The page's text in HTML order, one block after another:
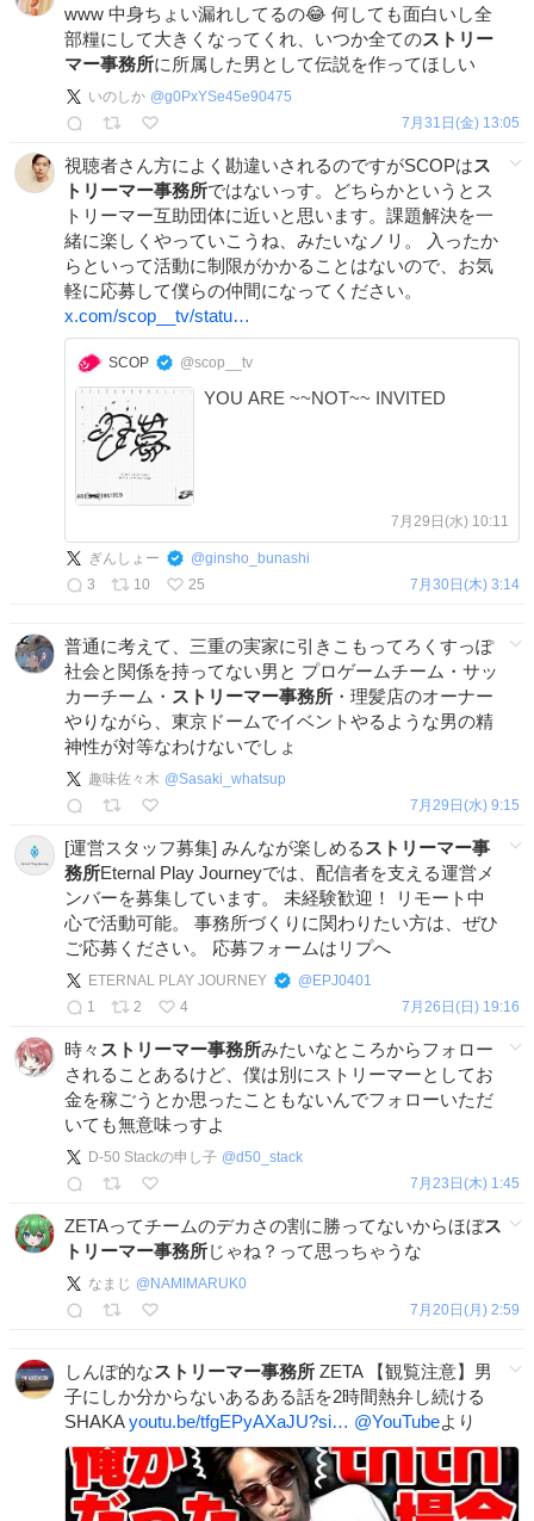
www 中身ちょい漏れしてるの😂 何しても面白いし全
部糧にして大きくなってくれ、いつか全てのストリー
マー事務所に所属した男として伝説を作ってほしい
いのしか @g0PxYSe45e90475
7月31日(金) 13:05
視聴者さん方によく勘違いされるのですがSCOPはス
トリーマー事務所ではないっす。どちらかというとス
トリーマー互助団体に近いと思います。課題解決を一
緒に楽しくやっていこうね、みたいなノリ。 入ったか
らといって活動に制限がかかることはないので、お気
軽に応募して僕らの仲間になってください。
x.com/scop__tv/statu…
SCOP @scop__tv
YOU ARE ~~NOT~~ INVITED
7月29日(水) 10:11
ぎんしょー @ginsho_bunashi
3
10 25 7月30日(木) 3:14
普通に考えて、三重の実家に引きこもってろくすっぽ
社会と関係を持ってない男と プロゲームチーム・サッ
カーチーム・ ストリーマー事務所 ・理髪店のオーナー
やりながら、東京ドームでイベントやるような男の精
神性が対等なわけないでしょ
趣味佐々木 @Sasaki_whatsup
7月29日(水) 9:15
[運営スタッフ募集] みんなが楽しめる ストリーマー事
務所Eternal Play Journeyでは、配信者を支える運営メ
ンバーを募集しています。 未経験歓迎！ リモート中
心で活動可能。 事務所づくりに関わりたい方は、ぜひ
ご応募ください。 応募フォームはリプへ
ETERNAL PLAY JOURNEY @ EPJ0401
1
2 4 7月26日(日) 19:16
時々 ストリーマー事務所みたいなところからフォロー
されることあるけど、僕は別にストリーマーとしてお
金を稼ごうとか思ったこともないんでフォローいただ
いても無意味っすよ
D-50 Stackの申し子 @d50_stack
7月23日(木) 1:45
ZETAってチームのデカさの割に勝ってないからほぼス
トリーマー事務所じゃね？って思っちゃうな
なまじ @ NAMIMARUK0
7月20日(月) 2:59
しんぽ的なストリーマー事務所 ZETA 【観覧注意】男
子にしか分からないあるある話を2時間熱弁し続ける
SHAKAyoutu.be/tfgEPyAXaJU?si… @YouTubeより